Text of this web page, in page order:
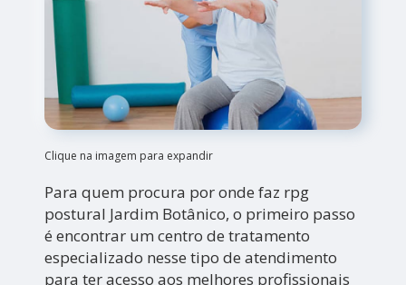
Clique na imagem para expandir
Para quem procura por onde faz rpg
postural Jardim Botânico, o primeiro passo
é encontrar um centro de tratamento
especializado nesse tipo de atendimento
para ter acesso aos melhores profissionais